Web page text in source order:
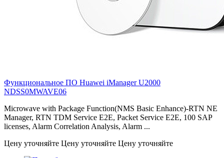
Функциональное ПО Huawei iManager U2000
NDSS0MWAVE06
Microwave with Package Function(NMS Basic Enhance)-RTN NE
Manager, RTN TDM Service E2E, Packet Service E2E, 100 SAP
licenses, Alarm Correlation Analysis, Alarm ...
Цену уточняйте Цену уточняйте Цену уточняйте